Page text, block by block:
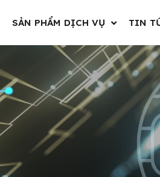
SẢN PHẨM DỊCH VỤ TIN